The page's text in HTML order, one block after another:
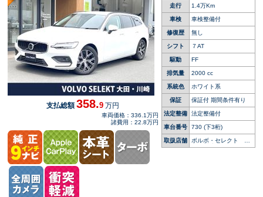
走行 1.4万Km
車検 車検整備付
修復歴 無し
シフト ７AT
駆動 FF
排気量 2000 cc
系統色 ホワイト系
保証 保証付 期間条件有り
法定整備 法定整備付
車台番号 730 (下3桁)
取扱店舗
ボルボ・セレクト 大
田・川崎
支払総額358.9 万円
車両価格：336.1万円
諸費用：22.8万円